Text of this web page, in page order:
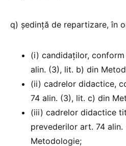
q) şedință de repartizare, în
(i) candidaților,
alin. (3), lit. b) din
(ii) cadrelor didactice,
74 alin. (3), lit. c) din
(iii) cadrelor didactice
prevederilor art. 74
Metodologie;